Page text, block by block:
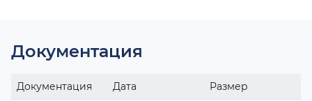
Документация
Документация Дата Размер